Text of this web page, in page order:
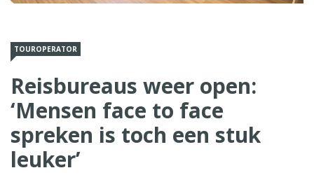
TOUROPERATOR
Reisbureaus weer open:
‘Mensen face to face
spreken is toch een stuk
leuker’